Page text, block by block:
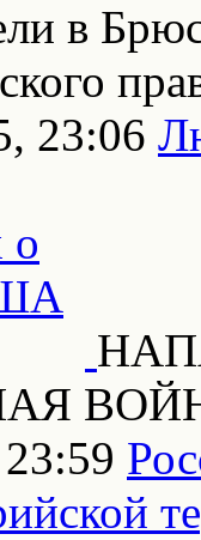
в
23:06